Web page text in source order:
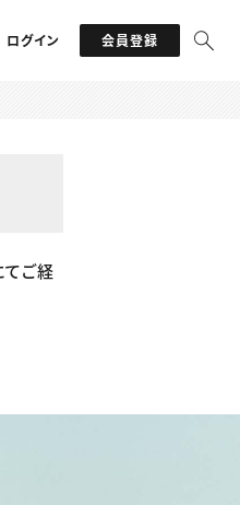
ログイン 会員登録
てご経